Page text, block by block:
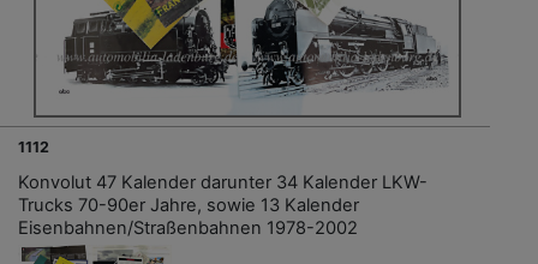
1112
Konvolut 47 Kalender darunter 34 Kalender LKW-
Trucks 70-90er Jahre, sowie 13 Kalender
Eisenbahnen/Straßenbahnen 1978-2002